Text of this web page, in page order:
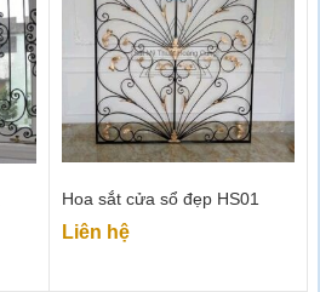
Hoa sắt cửa sổ đẹp HS01
Liên hệ